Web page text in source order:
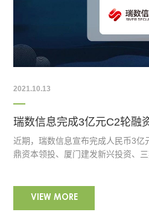
2021.10.13
近期，瑞数信息宣布完成人民币3亿
鼎资本领投、厦门建发新兴投资、
VIEW MORE